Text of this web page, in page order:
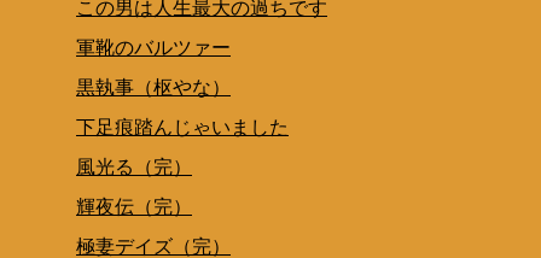
この男は人生最大の過ちです
軍靴のバルツァー
黒執事（枢やな）
下足痕踏んじゃいました
風光る（完）
輝夜伝（完）
極妻デイズ（完）